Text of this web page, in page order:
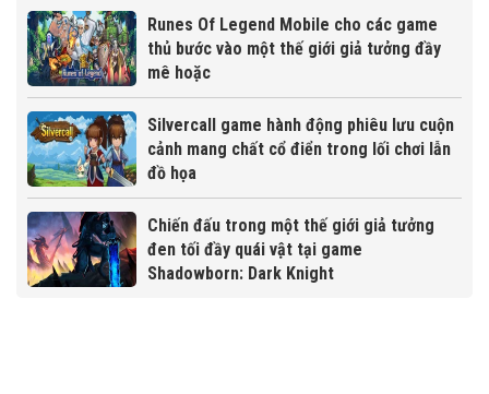
Runes Of Legend Mobile cho các game
thủ bước vào một thế giới giả tưởng đầy
mê hoặc
Silvercall game hành động phiêu lưu cuộn
cảnh mang chất cổ điển trong lối chơi lẫn
đồ họa
Chiến đấu trong một thế giới giả tưởng
đen tối đầy quái vật tại game
Shadowborn: Dark Knight